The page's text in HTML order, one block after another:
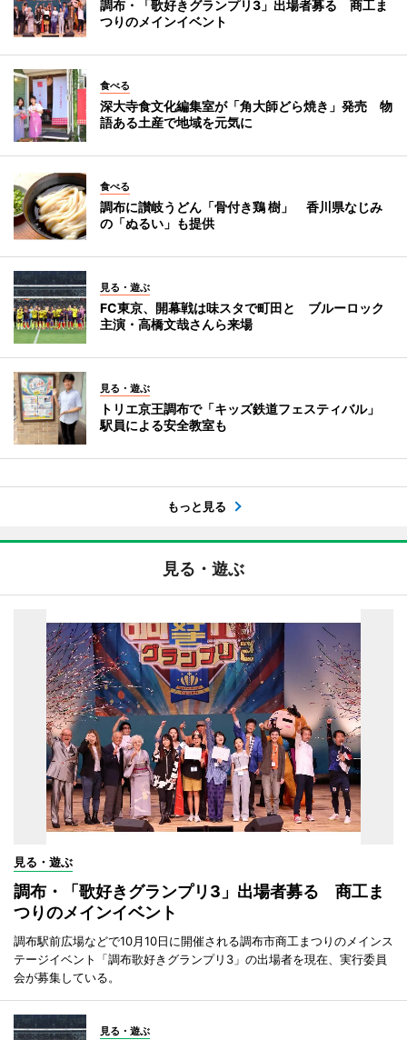
調布・「歌好きグランプリ3」出場者募る 商工ま
つりのメインイベント
食べる
深大寺食文化編集室が「角大師どら焼き」発売 物
語ある土産で地域を元気に
食べる
調布に讃岐うどん「骨付き鶏 樹」 香川県なじみ
の「ぬるい」も提供
見る・遊ぶ
FC東京、開幕戦は味スタで町田と ブルーロック
主演・高橋文哉さんら来場
見る・遊ぶ
トリエ京王調布で「キッズ鉄道フェスティバル」
駅員による安全教室も
もっと見る
見る・遊ぶ
見る・遊ぶ
調布・「歌好きグランプリ3」出場者募る 商工ま
つりのメインイベント
調布駅前広場などで10月10日に開催される調布市商工まつりのメインス
テージイベント「調布歌好きグランプリ3」の出場者を現在、実行委員
会が募集している。
見る・遊ぶ